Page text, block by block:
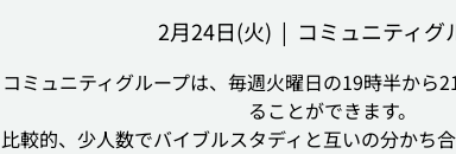
2月24日(火)
  |
コミュニティグ
コミュニティグループは、毎週火曜日の19時半から
ることができます。
比較的、少人数でバイブルスタディと互いの分かち